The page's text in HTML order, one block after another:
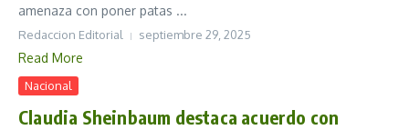
amenaza con poner patas ...
Redaccion Editorial septiembre 29, 2025
Read More
Nacional
Claudia Sheinbaum destaca acuerdo con